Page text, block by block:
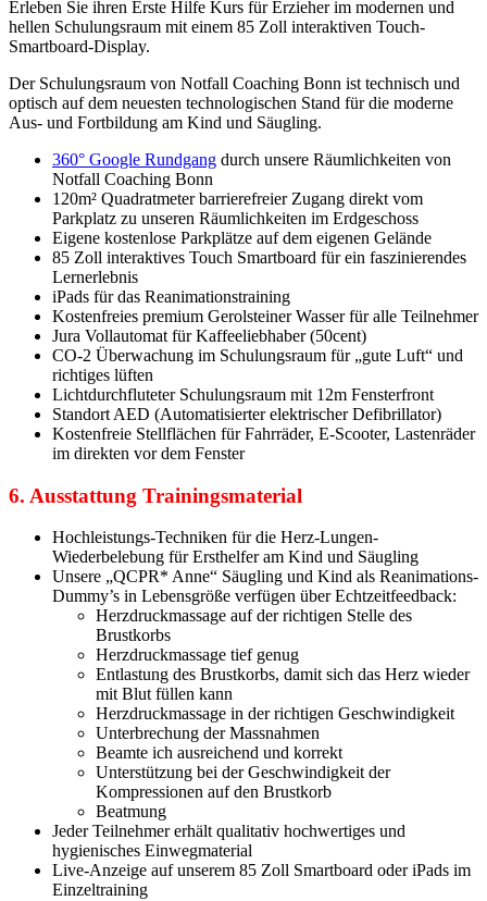
Erleben Sie ihren Erste Hilfe Kurs für Erzieher im modernen und
hellen Schulungsraum mit einem 85 Zoll interaktiven Touch-
Smartboard-Display.
Der Schulungsraum von Notfall Coaching Bonn ist technisch und
optisch auf dem neuesten technologischen Stand für die moderne
Aus- und Fortbildung am Kind und Säugling.
360° Google Rundgang durch unsere Räumlichkeiten von
Notfall Coaching Bonn
120m² Quadratmeter barrierefreier Zugang direkt vom
Parkplatz zu unseren Räumlichkeiten im Erdgeschoss
Eigene kostenlose Parkplätze auf dem eigenen Gelände
85 Zoll interaktives Touch Smartboard für ein faszinierendes
Lernerlebnis
iPads für das Reanimationstraining
Kostenfreies premium Gerolsteiner Wasser für alle Teilnehmer
Jura Vollautomat für Kaffeeliebhaber (50cent)
CO-2 Überwachung im Schulungsraum für „gute Luft“ und
richtiges lüften
Lichtdurchfluteter Schulungsraum mit 12m Fensterfront
Standort AED (Automatisierter elektrischer Defibrillator)
Kostenfreie Stellflächen für Fahrräder, E-Scooter, Lastenräder
im direkten vor dem Fenster
6. Ausstattung Trainingsmaterial
Hochleistungs-Techniken für die Herz-Lungen-
Wiederbelebung für Ersthelfer am Kind und Säugling
Unsere „QCPR* Anne“ Säugling und Kind als Reanimations-
Dummy’s in Lebensgröße verfügen über Echtzeitfeedback:
Herzdruckmassage auf der richtigen Stelle des
Brustkorbs
Herzdruckmassage tief genug
Entlastung des Brustkorbs, damit sich das Herz wieder
mit Blut füllen kann
Herzdruckmassage in der richtigen Geschwindigkeit
Unterbrechung der Massnahmen
Beamte ich ausreichend und korrekt
Unterstützung bei der Geschwindigkeit der
Kompressionen auf den Brustkorb
Beatmung
Jeder Teilnehmer erhält qualitativ hochwertiges und
hygienisches Einwegmaterial
Live-Anzeige auf unserem 85 Zoll Smartboard oder iPads im
Einzeltraining